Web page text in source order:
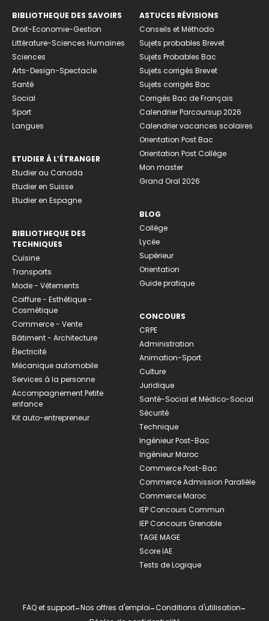
BIBLIOTHEQUE DES SAVOIRS
Droit-Economie-Gestion
Littérature-Sciences Humaines
Sciences
Arts-Design-Spectacle
Santé
Social
Sport
Langues
ETUDIER À L’ÉTRANGER
Etudier au Canada
Etudier en Suisse
Etudier en Espagne
BIBLIOTHEQUE DES
TECHNIQUES
Cuisine
Transports
Mode - Vêtements
Coiffure - Esthétique -
Cosmétique
Commerce - Vente
Bâtiment - Architecture
Électricité
Mécanique automobile
Services à la personne
Accompagnement Petite
enfance
Kit auto-entrepreneur
ASTUCES RÉVISIONS
Conseils et Méthodo
Sujets probables Brevet
Sujets Probables Bac
Sujets corrigés Brevet
Sujets corrigés Bac
Corrigés Bac de Français
Calendrier Parcoursup 2026
Calendrier vacances scolaires
Orientation Post Bac
Orientation Post Collège
Mon master
Grand Oral 2026
BLOG
Collège
Lycée
Supérieur
Orientation
Guide pratique
CONCOURS
CRPE
Administration
Animation-Sport
Culture
Juridique
Santé-Social et Médico-Social
Sécurité
Technique
Ingénieur Post-Bac
Ingénieur Maroc
Commerce Post-Bac
Commerce Admission Parallèle
Commerce Maroc
IEP Concours Commun
IEP Concours Grenoble
TAGE MAGE
Score IAE
Tests de Logique
FAQ et support-Nos offres d'emploi-Conditions d'utilisation-